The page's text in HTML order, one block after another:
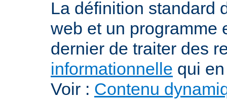
La définition standard
web et un programme
dernier de traiter des
informationnelle qui
Voir : Contenu